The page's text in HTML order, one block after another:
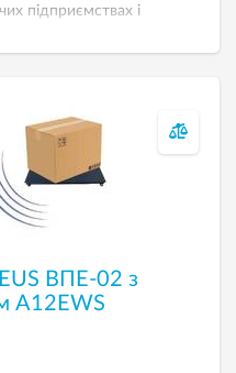
підприємствах і
ВПЕ-02 з
А12EWS